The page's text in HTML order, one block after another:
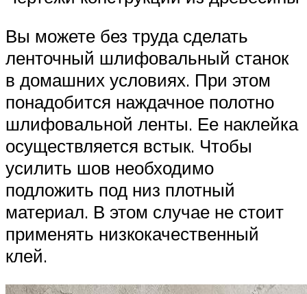
Вы можете без труда сделать
ленточный шлифовальный станок
в домашних условиях. При этом
понадобится наждачное полотно
шлифовальной ленты. Ее наклейка
осуществляется встык. Чтобы
усилить шов необходимо
подложить под низ плотный
материал. В этом случае не стоит
применять низкокачественный
клей.